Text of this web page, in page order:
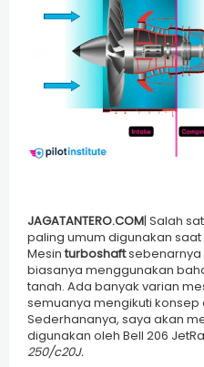
JAGATANTERO.COM| Salah
paling umum digunakan saat
Mesin turboshaftsebenarnya
biasanya menggunakan
tanah. Ada banyak varian
semuanya mengikuti konsep
Sederhananya, saya akan
digunakan oleh Bell 206
250/c20J.